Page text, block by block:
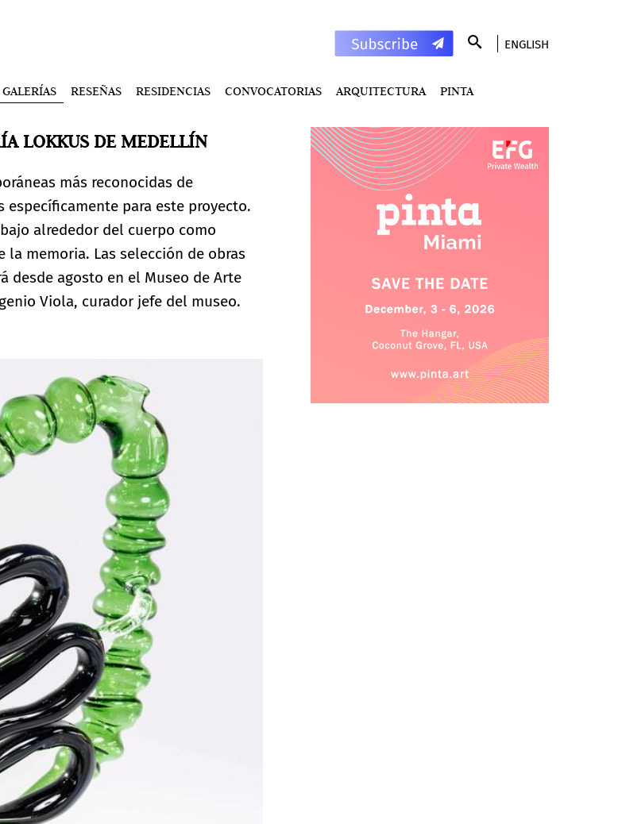
ENGLISH
GALERÍAS RESEÑAS RESIDENCIAS CONVOCATORIAS ARQUITECTURA PINTA
LOKKUS DE MEDELLÍN
más reconocidas de
para este proyecto.
alrededor del cuerpo como
memoria. Las selección de obras
desde agosto en el Museo de Arte
Viola, curador jefe del museo.